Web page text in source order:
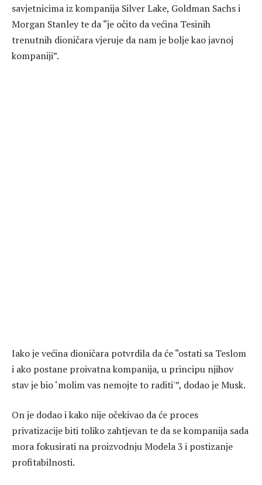
savjetnicima iz kompanija Silver Lake, Goldman Sachs i
Morgan Stanley te da “je očito da većina Tesinih
trenutnih dioničara vjeruje da nam je bolje kao javnoj
kompaniji”.
Iako je većina dioničara potvrdila da će “ostati sa Teslom
i ako postane proivatna kompanija, u principu njihov
stav je bio ‘molim vas nemojte to raditi'”, dodao je Musk.
On je dodao i kako nije očekivao da će proces
privatizacije biti toliko zahtjevan te da se kompanija sada
mora fokusirati na proizvodnju Modela 3 i postizanje
profitabilnosti.